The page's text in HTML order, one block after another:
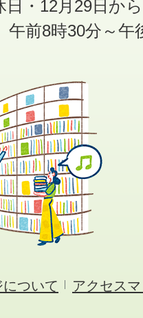
日・12月29日か
午前8時30分～午
ついて アクセス